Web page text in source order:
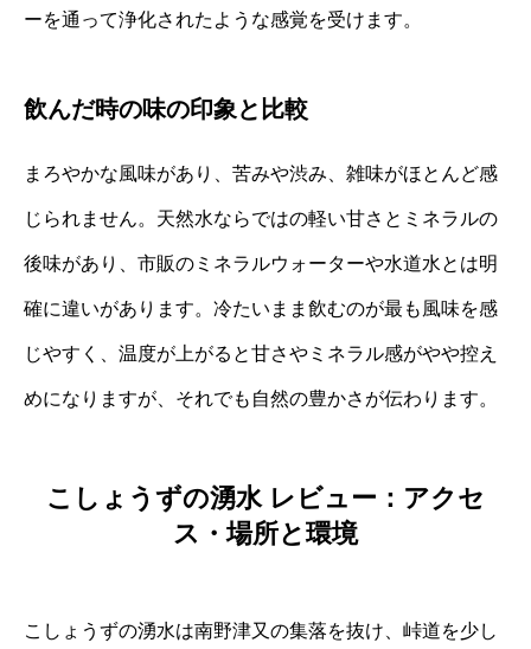
ーを通って浄化されたような感覚を受けます。
飲んだ時の味の印象と比較
まろやかな風味があり、苦みや渋み、雑味がほとんど感
じられません。天然水ならではの軽い甘さとミネラルの
後味があり、市販のミネラルウォーターや水道水とは明
確に違いがあります。冷たいまま飲むのが最も風味を感
じやすく、温度が上がると甘さやミネラル感がやや控え
めになりますが、それでも自然の豊かさが伝わります。
こしょうずの湧水 レビュー：アクセ
ス・場所と環境
こしょうずの湧水は南野津又の集落を抜け、峠道を少し